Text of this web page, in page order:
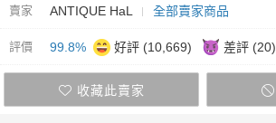
賣家 ANTIQUE HaL 全部賣家商品
評價 99.8% 好評 (10,669) 差評 (20)
收藏此賣家